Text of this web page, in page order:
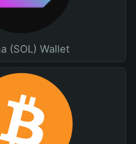
(SOL) Wallet